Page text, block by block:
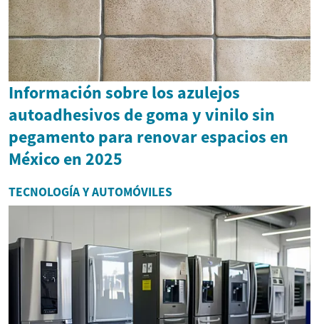
Información sobre los azulejos
autoadhesivos de goma y vinilo sin
pegamento para renovar espacios en
México en 2025
TECNOLOGÍA Y AUTOMÓVILES